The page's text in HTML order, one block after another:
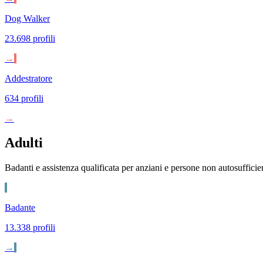
Dog Walker
23.698 profili
→
Addestratore
634 profili
→
Adulti
Badanti e assistenza qualificata per anziani e persone non
Badante
13.338 profili
→